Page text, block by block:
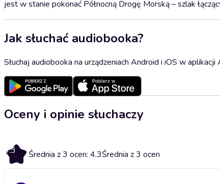
jest w stanie pokonać Północną Drogę Morską – szlak
Jak słuchać audiobooka?
Słuchaj audiobooka na urządzeniach Android i iOS w aplikacji
Oceny i opinie słuchaczy
4.3 Średnia z 3 ocen: 4.3Średnia z 3 ocen